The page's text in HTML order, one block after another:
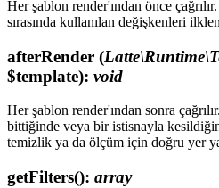
Her şablon render'ından önce
sırasında kullanılan değişkenleri
afterRender (
$template): void
Her şablon render'ından sonra
bittiğinde veya bir istisnayla
temizlik ya da ölçüm için doğru yer
getFilters(): array